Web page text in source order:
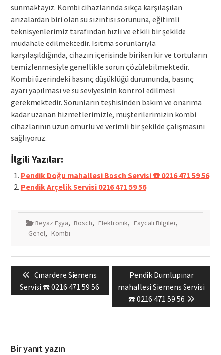
sunmaktayız. Kombi cihazlarında sıkça karşılaşılan
arızalardan biri olan su sızıntısı sorununa, eğitimli
teknisyenlerimiz tarafından hızlı ve etkili bir şekilde
müdahale edilmektedir. Isıtma sorunlarıyla
karşılaşıldığında, cihazın içerisinde biriken kir ve tortuların
temizlenmesiyle genellikle sorun çözülebilmektedir.
Kombi üzerindeki basınç düşüklüğü durumunda, basınç
ayarı yapılması ve su seviyesinin kontrol edilmesi
gerekmektedir. Sorunların teşhisinden bakım ve onarıma
kadar uzanan hizmetlerimizle, müşterilerimizin kombi
cihazlarının uzun ömürlü ve verimli bir şekilde çalışmasını
sağlıyoruz.
İlgili Yazılar:
Pendik Doğu mahallesi Bosch Servisi ☎️ 0216 471 59 56
Pendik Arçelik Servisi 0216 471 59 56
Beyaz Eşya, Bosch, Elektronik, Faydalı Bilgiler,
Genel, Kombi
gezinmesi
Previous
post:
Çınardere Siemens
Servisi ☎️ 0216 471 59 56
Next
post:
Pendik Dumlupınar
mahallesi Siemens Servisi
☎️ 0216 471 59 56
Bir yanıt yazın